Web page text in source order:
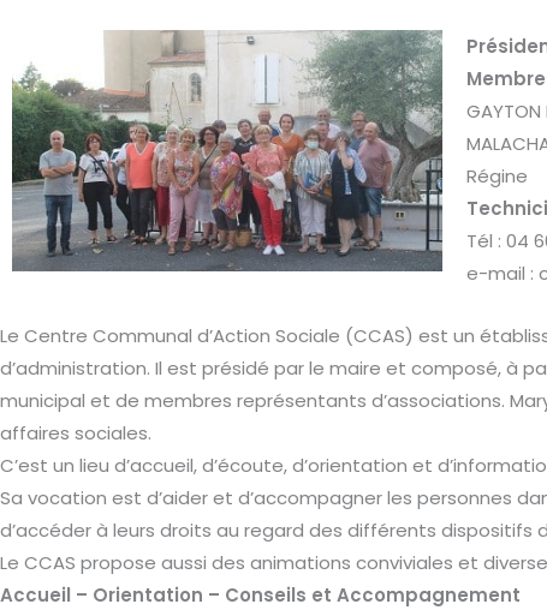
Régine
Tél : 04
e-mail :
Le Centre Communal d’Action Sociale (CCAS) est un
d’administration. Il est présidé par le maire et composé, à
municipal et de membres représentants d’associations.
affaires sociales.
C’est un lieu d’accueil, d’écoute, d’orientation et
Sa vocation est d’aider et d’accompagner les personnes
d’accéder à leurs droits au regard des différents dispositifs
Le CCAS propose aussi des animations conviviales et
Accueil – Orientation – Conseils et Accompagnement